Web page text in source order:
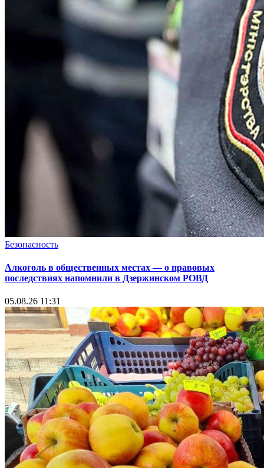
Безопасность
Алкоголь в общественных местах — о правовых
последствиях напомнили в Дзержинском РОВД
05.08.26 11:31